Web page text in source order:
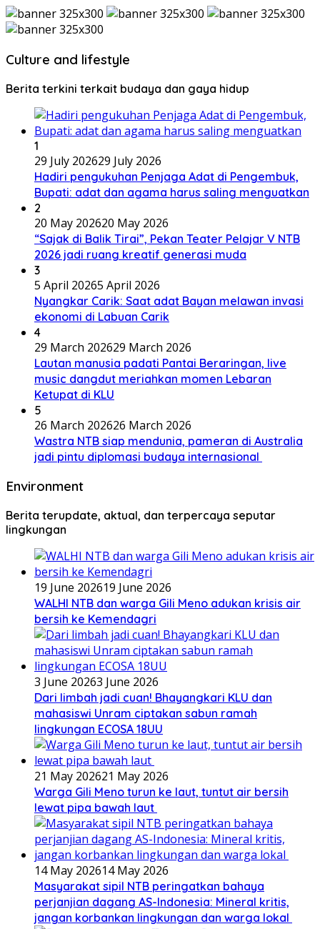
Culture and lifestyle
Berita terkini terkait budaya dan gaya hidup
1
29 July 202629 July 2026
Hadiri pengukuhan Penjaga Adat di Pengembuk,
Bupati: adat dan agama harus saling menguatkan
2
20 May 202620 May 2026
“Sajak di Balik Tirai”, Pekan Teater Pelajar V NTB
2026 jadi ruang kreatif generasi muda
3
5 April 20265 April 2026
Nyangkar Carik: Saat adat Bayan melawan invasi
ekonomi di Labuan Carik
4
29 March 202629 March 2026
Lautan manusia padati Pantai Beraringan, live
music dangdut meriahkan momen Lebaran
Ketupat di KLU
5
26 March 202626 March 2026
Wastra NTB siap mendunia, pameran di Australia
jadi pintu diplomasi budaya internasional
Environment
Berita terupdate, aktual, dan terpercaya seputar
lingkungan
19 June 202619 June 2026
WALHI NTB dan warga Gili Meno adukan krisis air
bersih ke Kemendagri
3 June 20263 June 2026
Dari limbah jadi cuan! Bhayangkari KLU dan
mahasiswi Unram ciptakan sabun ramah
lingkungan ECOSA 18UU
21 May 202621 May 2026
Warga Gili Meno turun ke laut, tuntut air bersih
lewat pipa bawah laut
14 May 202614 May 2026
Masyarakat sipil NTB peringatkan bahaya
perjanjian dagang AS-Indonesia: Mineral kritis,
jangan korbankan lingkungan dan warga lokal